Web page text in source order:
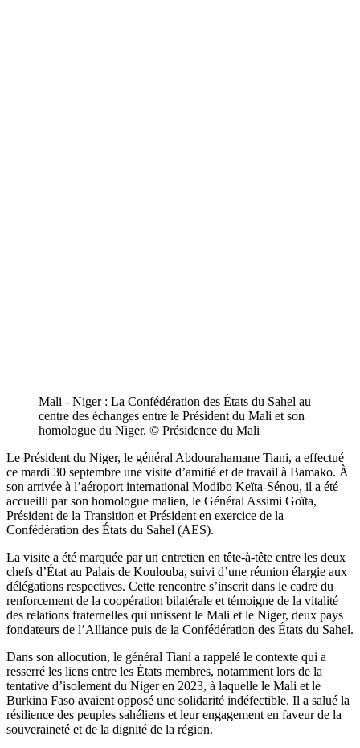
Mali - Niger : La Confédération des États du Sahel au
centre des échanges entre le Président du Mali et son
homologue du Niger. © Présidence du Mali
Le Président du Niger, le général Abdourahamane Tiani, a effectué
ce mardi 30 septembre une visite d’amitié et de travail à Bamako. À
son arrivée à l’aéroport international Modibo Keïta-Sénou, il a été
accueilli par son homologue malien, le Général Assimi Goïta,
Président de la Transition et Président en exercice de la
Confédération des États du Sahel (AES).
La visite a été marquée par un entretien en tête-à-tête entre les deux
chefs d’État au Palais de Koulouba, suivi d’une réunion élargie aux
délégations respectives. Cette rencontre s’inscrit dans le cadre du
renforcement de la coopération bilatérale et témoigne de la vitalité
des relations fraternelles qui unissent le Mali et le Niger, deux pays
fondateurs de l’Alliance puis de la Confédération des États du Sahel.
Dans son allocution, le général Tiani a rappelé le contexte qui a
resserré les liens entre les États membres, notamment lors de la
tentative d’isolement du Niger en 2023, à laquelle le Mali et le
Burkina Faso avaient opposé une solidarité indéfectible. Il a salué la
résilience des peuples sahéliens et leur engagement en faveur de la
souveraineté et de la dignité de la région.